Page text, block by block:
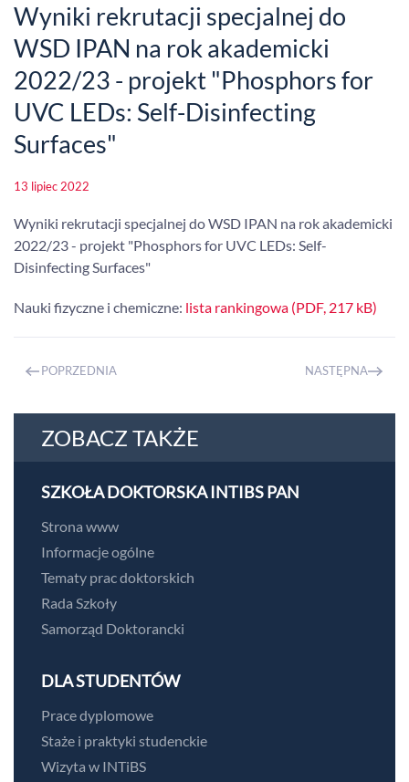
Wyniki rekrutacji specjalnej do
WSD IPAN na rok akademicki
2022/23 - projekt "Phosphors for
UVC LEDs: Self-Disinfecting
Surfaces"
13 lipiec 2022
Wyniki rekrutacji specjalnej do WSD IPAN na rok akademicki
2022/23 - projekt "Phosphors for UVC LEDs: Self-
Disinfecting Surfaces"
Nauki fizyczne i chemiczne: lista rankingowa (PDF, 217 kB)
POPRZEDNIA NASTĘPNA
ZOBACZ TAKŻE
SZKOŁA DOKTORSKA INTIBS PAN
Strona www
Informacje ogólne
Tematy prac doktorskich
Rada Szkoły
Samorząd Doktorancki
DLA STUDENTÓW
Prace dyplomowe
Staże i praktyki studenckie
Wizyta w INTiBS